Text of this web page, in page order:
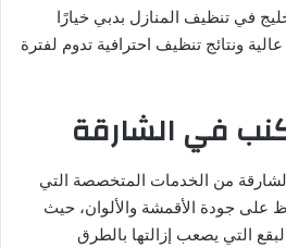
في تنظيف المنازل بدبي خيارًا
ونتائج تنظيف احترافية تدوم لفترة
في الشارقة
من الخدمات المتخصصة التي
على جودة الأقمشة والألوان، حيث
التي يصعب إزالتها بالطرق